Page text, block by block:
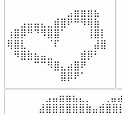
⠀⠀⠀⠀⠀⠀⠀⠀⠀⣠⣶⣶⣶⣦⠀⠀
⠀⠀⣠⣤⣤⣄⣀⣾⣿⠟⠛⠻⢿⣷⠀
⢰⣿⡿⠛⠙⠻⣿⣿⠁⠀⠀⠀⢸⣿⡇
⢿⣿⣇⠀⠀⠀⠈⠏⠀⠀⠀⠀⠀⣼⣿⠀
⠀⠻⣿⣷⣦⣤⣀⠀⠀⠀⠀⣾⡿⠃⠀
⠀⠀⠀⠀⠉⠉⠻⣿⣄⣴⣿⠟⠀⠀⠀
⠀⠀⠀⠀⠀⠀⠀⠀⣿⡿⠟⠁⠀⠀⠀⠀
⠀⣠⣤⣶⣶⣦⣄⡀